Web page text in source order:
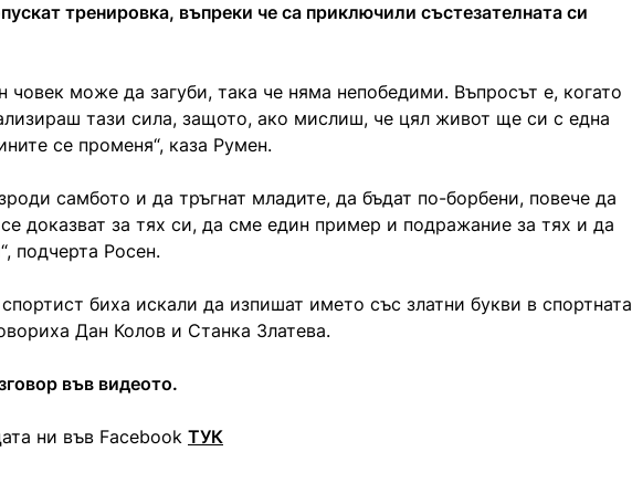
тренировка, въпреки че са приключили състезателната си
човек може да загуби, така че няма непобедими. Въпросът е, когато
тази сила, защото, ако мислиш, че цял живот ще си с една
се променя“, каза Румен.
самбото и да тръгнат младите, да бъдат по-борбени, повече да
доказват за тях си, да сме един пример и подражание за тях и да
подчерта Росен.
биха искали да изпишат името със златни букви в спортната
Дан Колов и Станка Златева.
във видеото.
ни във Facebook ТУК